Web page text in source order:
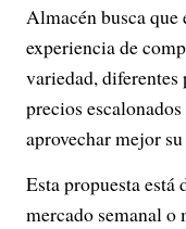
Almacén busca que
experiencia de
variedad, diferentes
precios
aprovechar mejor
Esta propuesta
mercado semanal o